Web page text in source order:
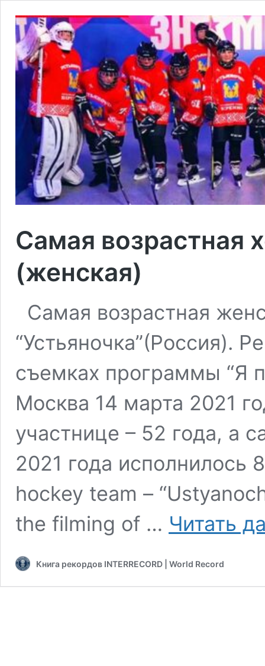
Самая возрастная
(женская)
Самая возрастная
“Устьяночка”(Россия).
съемках программы “Я
Москва 14 марта 2021
участнице – 52 года, а
2021 года исполнилось
hockey team –
the filming of … Читать
Книга рекордов INTERRECORD | World Record